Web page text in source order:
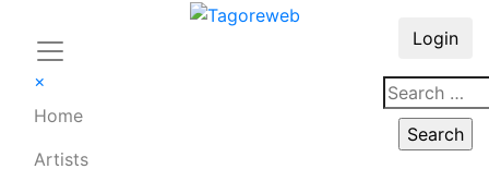
×
Home
Artists
Login